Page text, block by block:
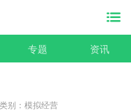
专题 资讯
类别：模拟经营